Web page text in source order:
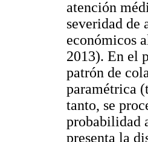
atención
severidad de
económicos
2013). En el
patrón de
paramétrica
tanto, se
probabilidad
presenta la